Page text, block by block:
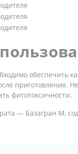
обеспечить
фитотоксичности.
— Базагран М,